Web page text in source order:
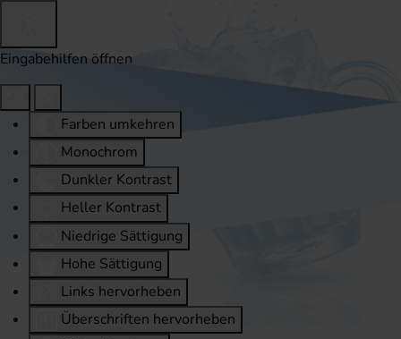
Eingabehilfen öffnen
Farben umkehren
Monochrom
Dunkler Kontrast
Heller Kontrast
Niedrige Sättigung
Hohe Sättigung
Links hervorheben
Überschriften hervorheben